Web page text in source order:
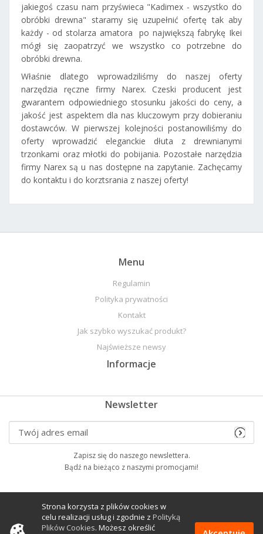
Strona korzysta z plików cookies w
celu realizacji usług i zgodnie z Polityką
Plików Cookies. Możesz określić
jakiegoś czasu nam przyświeca "Kadimex - wszystko do
obróbki drewna" staramy się uzupełnić ofertę tak aby
każdy - od stolarza amatora po największą fabrykę Ikei
mógł się zaopatrzyć we wszystko co potrzebne do
obróbki drewna.
Właśnie dlatego wprowadziliśmy do naszej oferty
narzędzia ręczne firmy Narex. Czeski producent jest
gwarantem odpowiedniego stosunku jakości do ceny, a
jakość jest aspektem dla nas kluczowym przy dobieraniu
dostawców. W pierwszej kolejności postanowiliśmy do
oferty wprowadzić eleganckie dłuta z drewnianymi
trzonkami oraz młotki do pobijania. Pozostałe narzędzia
firmy Narex są u nas dostępne na zapytanie. Zachęcamy
do kontaktu i do korztsrania z naszej oferty!
Menu
Regulamin
Polityka prywatności
Kontakt
Jak szybko wyszukać produkt?
Najświeższe newsy
Informacje
Newsletter
Zapisz się do naszego newslettera.
Bądź na bieżąco z naszymi promocjami!
Znajdzesz nas na